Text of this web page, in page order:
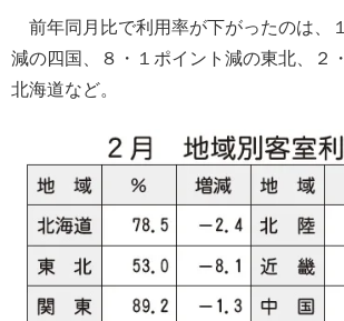
前年同月比で利用率が下がったのは、
減の四国、８・１ポイント減の東北、２
北海道など。